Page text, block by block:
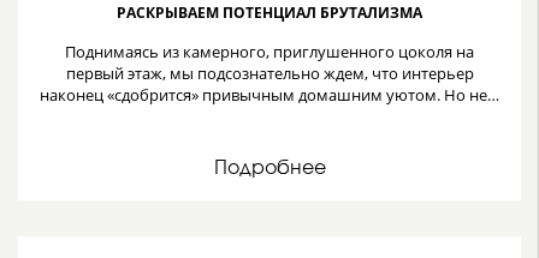
РАСКРЫВАЕМ ПОТЕНЦИАЛ БРУТАЛИЗМА
Поднимаясь из камерного, приглушенного цоколя на
первый этаж, мы подсознательно ждем, что интерьер
наконец «сдобрится» привычным домашним уютом. Но не…
Подробнее